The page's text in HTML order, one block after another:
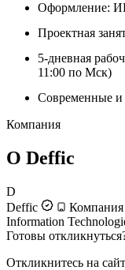
Оформление:
Проектная
5-дневная
11:00 по Мск)
Современные и
Компания
О Deffic
D
Deffic
Компания
Information
Готовы
Откликнитесь на